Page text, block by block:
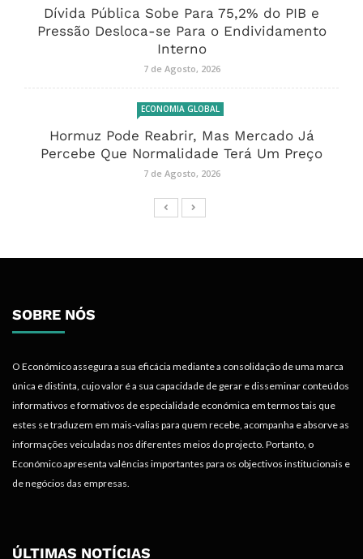
Dívida Pública Sobe Para 75,2% do PIB e
Pressão Desloca-se Para o Endividamento
Interno
7 de Agosto, 2026
ECONOMIA GLOBAL
Hormuz Pode Reabrir, Mas Mercado Já
Percebe Que Normalidade Terá Um Preço
7 de Agosto, 2026
SOBRE NÓS
O Económico assegura a sua eficácia mediante a consolidação de uma marca
única e distinta, cujo valor é a sua capacidade de gerar e disseminar conteúdos
informativos e formativos de especialidade económica em termos tais que
estes se traduzem em mais-valias para quem recebe, acompanha e absorve as
informações veiculadas nos diferentes meios do projecto. Portanto, o
Económico apresenta valências importantes para os objectivos institucionais e
de negócios das empresas.
ÚLTIMAS NOTÍCIAS